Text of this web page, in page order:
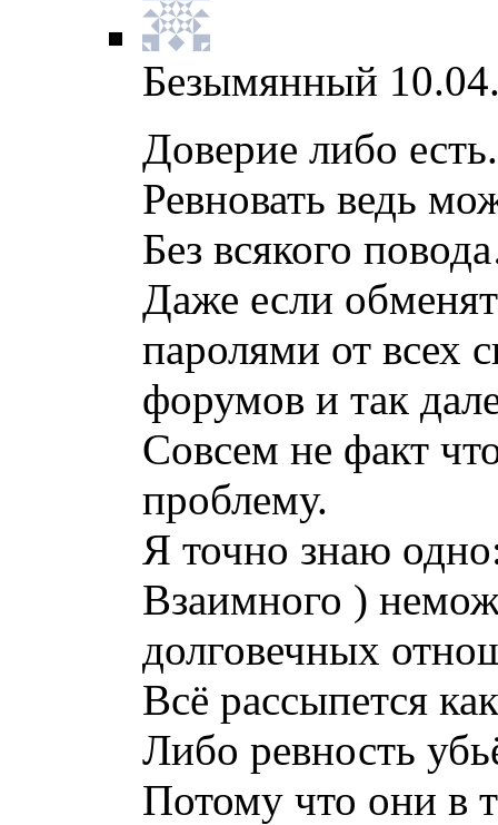
Безымянный
Доверие либо
Ревновать ведь
Без всякого
Даже если
паролями от всех
форумов и так
Совсем не факт
проблему.
Я точно знаю
Взаимного )
долговечных
Всё рассыпется
Либо ревность
Потому что они в